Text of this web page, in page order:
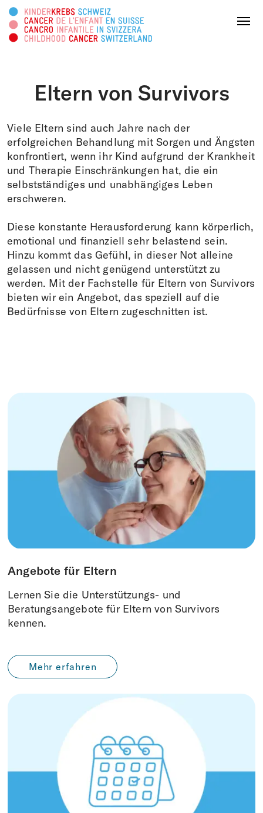
Menu
Über uns
Tätigkeitsbereiche
Survivorship
Infoplattform
Spenden
SPENDEN
DE FR EN IT
Diese Webseite durchsuchen
Eltern von Survivors
Viele Eltern sind auch Jahre nach der
erfolgreichen Behandlung mit Sorgen und Ängsten
konfrontiert, wenn ihr Kind aufgrund der Krankheit
und Therapie Einschränkungen hat, die ein
selbstständiges und unabhängiges Leben
erschweren.
Diese konstante Herausforderung kann körperlich,
emotional und finanziell sehr belastend sein.
Hinzu kommt das Gefühl, in dieser Not alleine
gelassen und nicht genügend unterstützt zu
werden. Mit der Fachstelle für Eltern von Survivors
bieten wir ein Angebot, das speziell auf die
Bedürfnisse von Eltern zugeschnitten ist.
Angebote für Eltern
Lernen Sie die Unterstützungs- und
Beratungsangebote für Eltern von Survivors
kennen.
Mehr erfahren